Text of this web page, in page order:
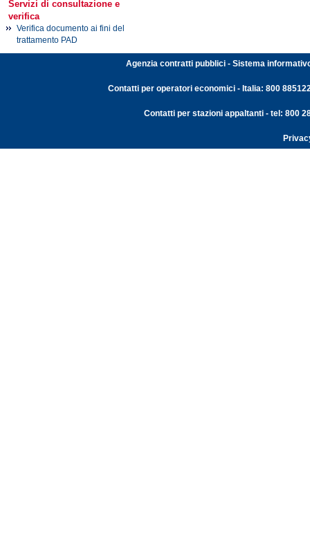
Servizi di consultazione e
verifica
Verifica documento ai fini del
trattamento PAD
Agenzia contratti pubblici - Sistema
Contatti per operatori economici - Italia: 800
Contatti per stazioni appaltanti - tel: 800